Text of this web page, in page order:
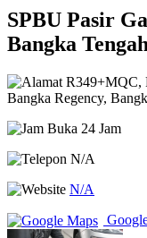
SPBU Pasir
Bangka
R349+MQC,
Bangka Regency,
Buka 24 Jam
N/A
N/A